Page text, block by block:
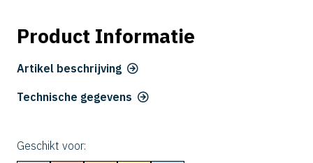
Product Informatie
Artikel beschrijving
Technische gegevens
Geschikt voor: